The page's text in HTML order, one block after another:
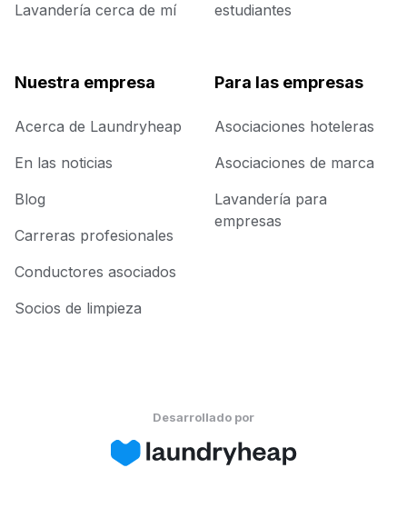
Lavandería cerca de mí
estudiantes
Nuestra empresa
Acerca de Laundryheap
En las noticias
Blog
Carreras profesionales
Conductores asociados
Socios de limpieza
Para las empresas
Asociaciones hoteleras
Asociaciones de marca
Lavandería para
empresas
Desarrollado por